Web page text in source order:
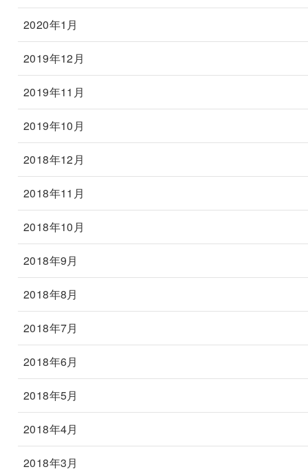
2020年1月
2019年12月
2019年11月
2019年10月
2018年12月
2018年11月
2018年10月
2018年9月
2018年8月
2018年7月
2018年6月
2018年5月
2018年4月
2018年3月